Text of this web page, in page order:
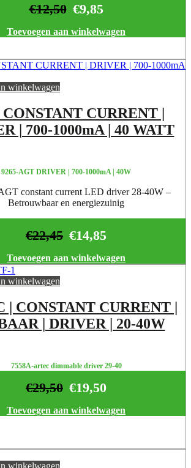
€9,85
€12,50
Toevoegen aan winkelwagen
winkelwagen
CURRENT |
| 700-1000mA | 40 WATT
9265-AGT DRIVER | 700-1000mA | 40W
constant current LED driver 28-40W –
Betrouwbaar en energiezuinig
€14,85
€22,45
Toevoegen aan winkelwagen
winkelwagen
| CONSTANT CURRENT |
| DRIVER | 20-40W
7558A-artec dimmable driver 29-40
€19,50
€29,50
Toevoegen aan winkelwagen
winkelwagen